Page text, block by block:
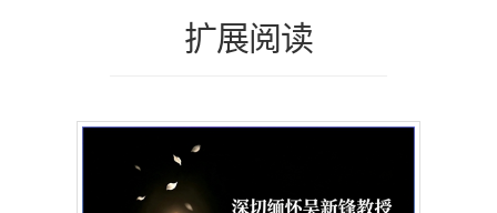
扩展阅读